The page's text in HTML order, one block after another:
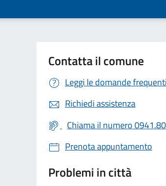
Contatta il comune
Leggi le domande frequenti
Richiedi assistenza
Chiama il numero
Prenota appuntamento
Problemi in città